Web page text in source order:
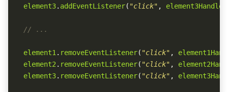
element3. addEventListener( "click" , element3Handler
// ...
element1 . removeEventListener( "click" ,
element2 . removeEventListener( "click" ,
element3. removeEventListener( "click" ,